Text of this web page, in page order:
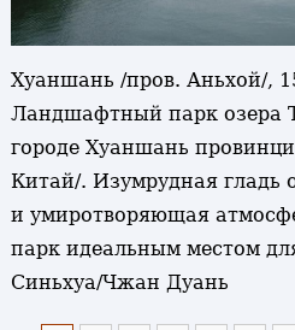
Хуаншань /пров. Аньхой/,
Ландшафтный парк озера
городе Хуаншань
Китай/. Изумрудная гладь
и умиротворяющая
парк идеальным местом
Синьхуа/Чжан Дуань